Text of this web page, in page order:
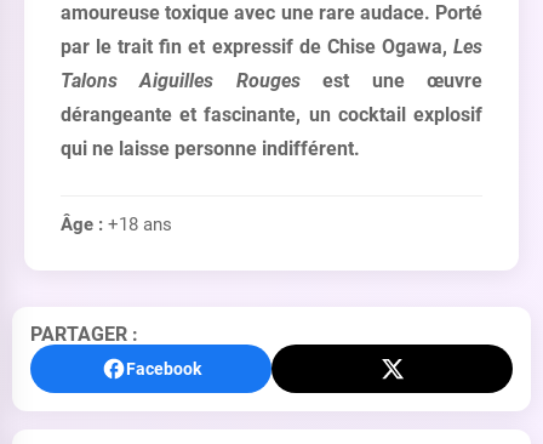
amoureuse toxique avec une rare audace. Porté
par le trait fin et expressif de Chise Ogawa, Les
Talons Aiguilles Rougesest une œuvre
dérangeante et fascinante, un cocktail explosif
qui ne laisse personne indifférent.
Âge : +18 ans
PARTAGER :
Facebook